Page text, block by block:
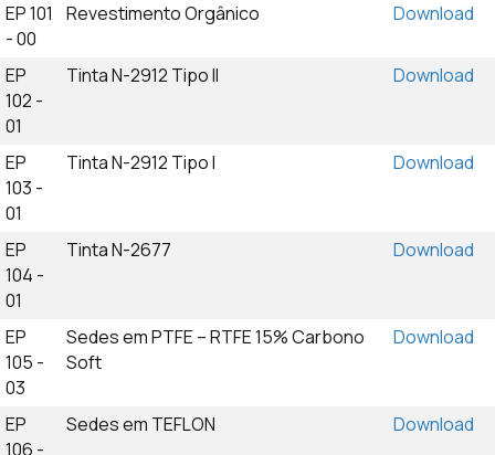
EP 101
- 00
Revestimento Orgânico Download
EP
102 -
01
Tinta N-2912 Tipo II Download
EP
103 -
01
Tinta N-2912 Tipo I Download
EP
104 -
01
Tinta N-2677 Download
EP
105 -
03
Sedes em PTFE – RTFE 15% Carbono
Soft
Download
EP
106 -
Sedes em TEFLON Download